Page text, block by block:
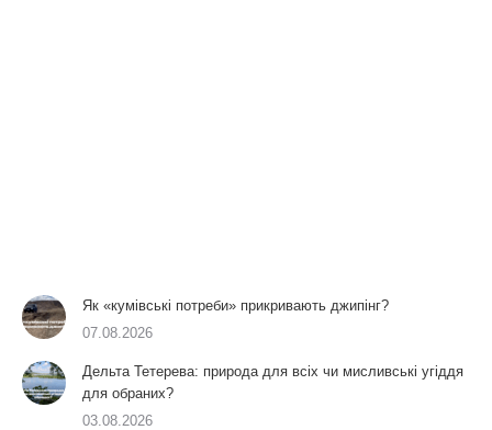
Як «кумівські потреби» прикривають джипінг?
07.08.2026
Дельта Тетерева: природа для всіх чи мисливські угіддя
для обраних?
03.08.2026